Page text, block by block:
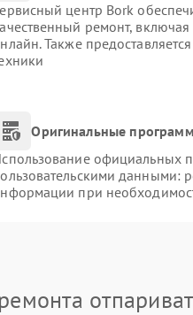
центр Bork
ремонт,
Также
Оригинальные
официальных
данными:
при